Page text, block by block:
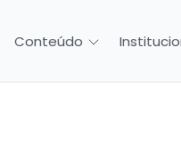
Conteúdo